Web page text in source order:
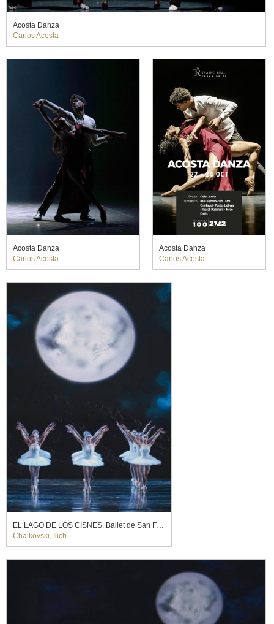
Acosta Danza
Carlos Acosta
Acosta Danza
Carlos Acosta
Acosta Danza
Carlos Acosta
EL LAGO DE LOS CISNES. Ballet de San Francisco (2024)
Chaikovski, Ilich